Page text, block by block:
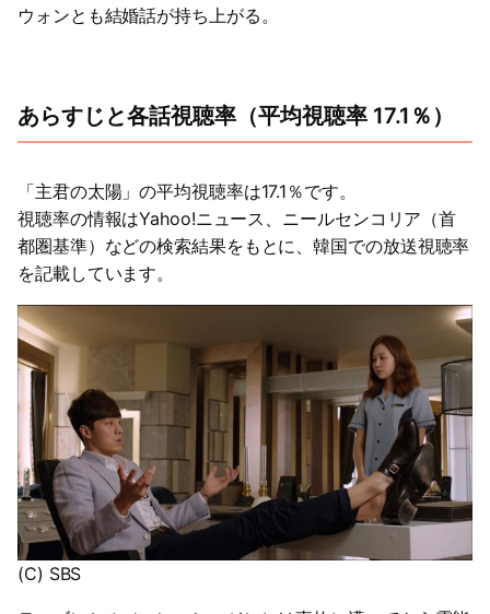
ウォンとも結婚話が持ち上がる。
あらすじと各話視聴率（平均視聴率 17.1％）
「主君の太陽」の平均視聴率は17.1％です。
視聴率の情報はYahoo!ニュース、ニールセンコリア（首
都圏基準）などの検索結果をもとに、韓国での放送視聴率
を記載しています。
(C) SBS